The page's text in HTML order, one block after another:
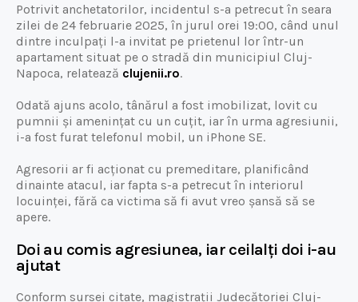
Potrivit anchetatorilor, incidentul s-a petrecut în seara
zilei de 24 februarie 2025, în jurul orei 19:00, când unul
dintre inculpați l-a invitat pe prietenul lor într-un
apartament situat pe o stradă din municipiul Cluj-
Napoca, relatează clujenii.ro.
Odată ajuns acolo, tânărul a fost imobilizat, lovit cu
pumnii și amenințat cu un cuțit, iar în urma agresiunii,
i-a fost furat telefonul mobil, un iPhone SE.
Agresorii ar fi acționat cu premeditare, planificând
dinainte atacul, iar fapta s-a petrecut în interiorul
locuinței, fără ca victima să fi avut vreo șansă să se
apere.
Doi au comis agresiunea, iar ceilalți doi i-au
ajutat
Conform sursei citate, magistrații Judecătoriei Cluj-